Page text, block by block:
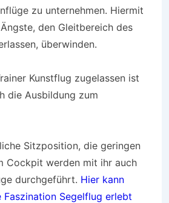
zu unternehmen. Hiermit
den Gleitbereich des
überwinden.
Kunstflug zugelassen ist
die Ausbildung zum
Sitzposition, die geringen
Cockpit werden mit ihr auch
durchgeführt. Hier kann
Faszination Segelflug erlebt